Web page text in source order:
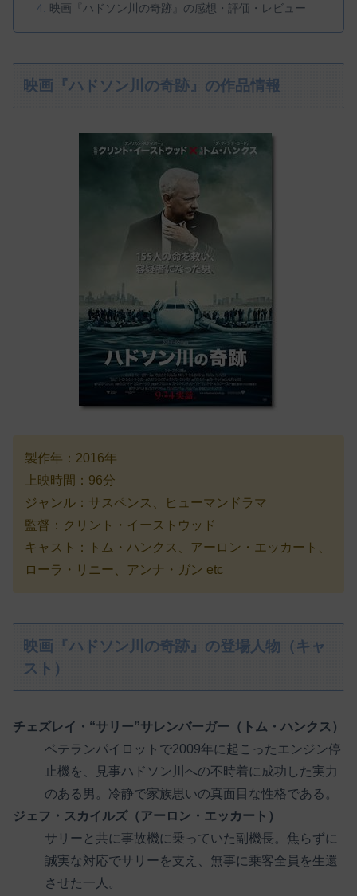
映画『ハドソン川の奇跡』の感想・評価・レビュー
映画『ハドソン川の奇跡』の作品情報
製作年：2016年
上映時間：96分
ジャンル：サスペンス、ヒューマンドラマ
監督：クリント・イーストウッド
キャスト：トム・ハンクス、アーロン・エッカート、
ローラ・リニー、アンナ・ガン etc
映画『ハドソン川の奇跡』の登場人物（キャ
スト）
チェズレイ・“サリー”サレンバーガー（トム・ハンクス）
ベテランパイロットで2009年に起こったエンジン停
止機を、見事ハドソン川への不時着に成功した実力
のある男。冷静で家族思いの真面目な性格である。
ジェフ・スカイルズ（アーロン・エッカート）
サリーと共に事故機に乗っていた副機長。焦らずに
誠実な対応でサリーを支え、無事に乗客全員を生還
させた一人。